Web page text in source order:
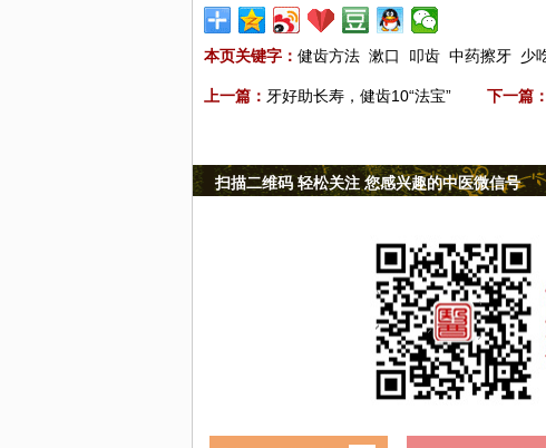
本页关键字： 健齿方法 漱口 叩齿 中药擦牙 少
上一篇： 牙好助长寿，健齿10“法宝” 下一篇：
扫描二维码 轻松关注 您感兴趣的中医微信号